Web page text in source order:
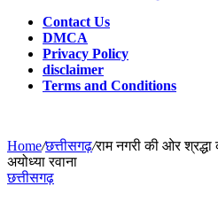
Contact Us
DMCA
Privacy Policy
disclaimer
Terms and Conditions
Home/छत्तीसगढ़/राम नगरी की ओर
अयोध्या रवाना
छत्तीसगढ़